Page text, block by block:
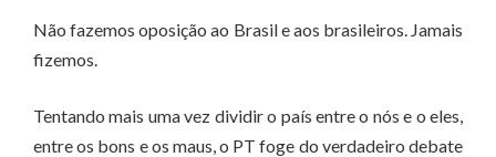
Não fazemos oposição ao Brasil e aos brasileiros. Jamais
fizemos.
Tentando mais uma vez dividir o país entre o nós e o eles,
entre os bons e os maus, o PT foge do verdadeiro debate